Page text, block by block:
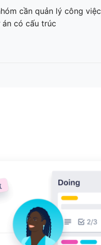
cần quản lý công việc
án có cấu trúc